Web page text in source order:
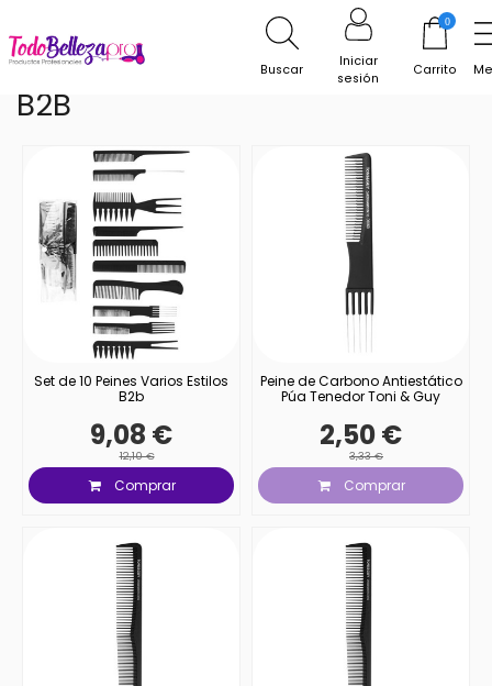
Buscar
Iniciar
sesión
0
Carrito
B2B
Set de 10 Peines Varios Estilos
B2b
9,08 €
12,10 €
Comprar
Peine de Carbono Antiestático
Púa Tenedor Toni & Guy
2,50 €
3,33 €
Comprar